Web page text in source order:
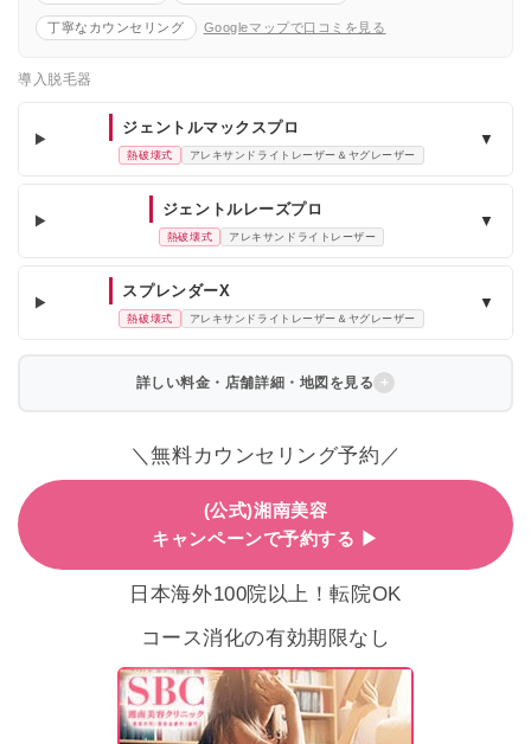
丁寧なカウンセリング Googleマップで口コミを見る
導入脱毛器
ジェントルマックスプロ
熱破壊式 アレキサンドライトレーザー＆ヤグレーザー
▼
ジェントルレーズプロ
熱破壊式 アレキサンドライトレーザー
▼
スプレンダーX
熱破壊式 アレキサンドライトレーザー＆ヤグレーザー
▼
詳しい料金・店舗詳細・地図を見る
＼無料カウンセリング予約／
(公式)湘南美容
キャンペーンで予約する ▶
日本海外100院以上！転院OK
コース消化の有効期限なし